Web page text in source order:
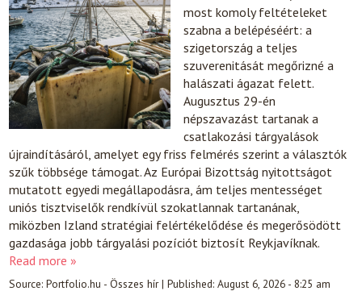
most komoly feltételeket
szabna a belépéséért: a
szigetország a teljes
szuverenitását megőrizné a
halászati ágazat felett.
Augusztus 29-én
népszavazást tartanak a
csatlakozási tárgyalások
újraindításáról, amelyet egy friss felmérés szerint a választók
szűk többsége támogat. Az Európai Bizottság nyitottságot
mutatott egyedi megállapodásra, ám teljes mentességet
uniós tisztviselők rendkívül szokatlannak tartanának,
miközben Izland stratégiai felértékelődése és megerősödött
gazdasága jobb tárgyalási pozíciót biztosít Reykjavíknak.
Read more »
Source:Portfolio.hu - Összes hír|Published:August 6, 2026 - 8:25 am